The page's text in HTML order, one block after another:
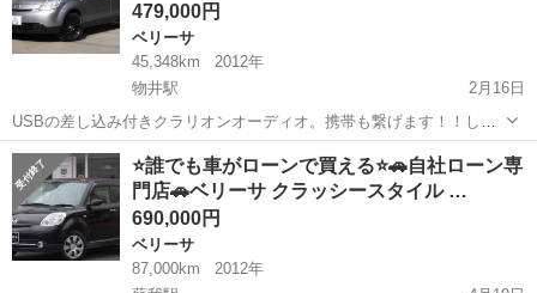
479,000円
ベリーサ
45,348km
2012年
物井駅
2月16日
USBの差し込み付きクラリオンオーディオ。携帯も繋げます！！しか
も嬉しいスタッドレス付き！！！もっと詳しい内容を知りたい方は下
記よりご確認ください。https://www.carsensor.net/usedcar/sear...
千葉 佐倉市 物井駅 ベリーサ スタッドレス
⭐誰でも車がローンで買える⭐🚗自社ローン専
門店🚗ベリーサ クラッシースタイル …
690,000円
ベリーサ
87,000km
2012年